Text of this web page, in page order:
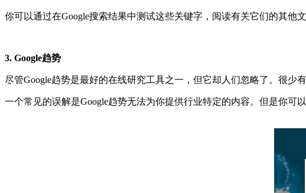
你可以通过在Google搜索结果中测试这些关键字，阅读有关它们的其
3. Google趋势
尽管Google趋势是最好的在线研究工具之一，但它却人们忽略了。很少
一个常见的误解是Google趋势无法为你提供行业特定的内容。但是你